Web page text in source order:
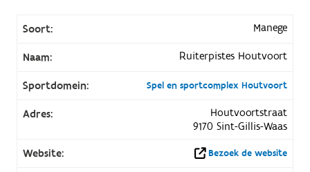
Soort: Manege
Naam: Ruiterpistes Houtvoort
Sportdomein: Spel en sportcomplex Houtvoort
Adres:
Houtvoortstraat
9170 Sint-Gillis-Waas
Website:
Bezoek de website